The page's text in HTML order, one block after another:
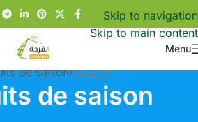
Skip to navigation
Skip to main content
Menu
الرئيسية de saison
de saison